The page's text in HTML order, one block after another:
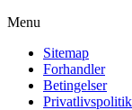
Menu
Sitemap
Forhandler
Betingelser
Privatlivspolitik